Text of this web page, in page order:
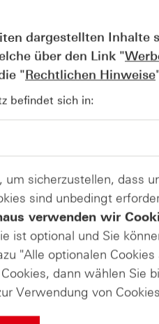
Wie lange
07.08.26
dargestellten Inhalte
über den Link "
"Rechtlichen Hinweise
befindet sich in:
um sicherzustellen, dass
sind unbedingt
verwenden wir
ist optional und Sie
"Alle optionalen
dann wählen Sie
Verwendung von